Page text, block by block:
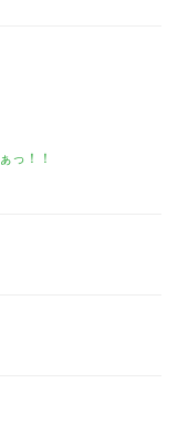
っ！！